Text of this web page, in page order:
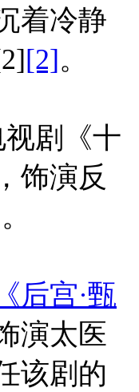
着冷静
[2]。
剧《十
饰演反
。
《后宫·甄
演太医
该剧的